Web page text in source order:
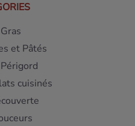
et Pâtés
cuisinés